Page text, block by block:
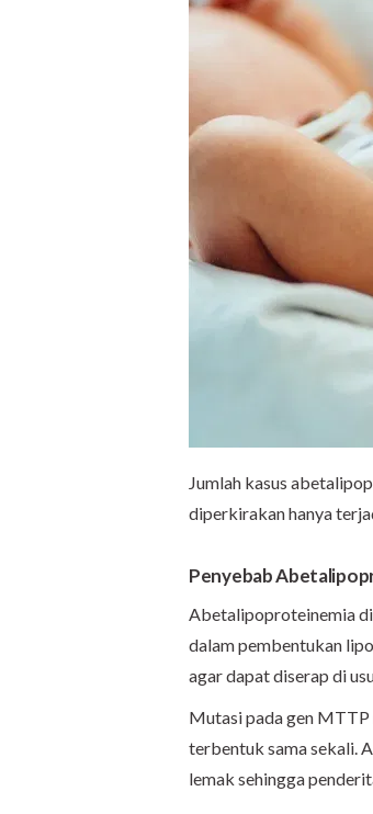
Jumlah kasus
diperkirakan hanya
Penyebab
Abetalipoproteinemia
dalam pembentukan
agar dapat diserap di
Mutasi pada gen
terbentuk sama sekali.
lemak sehingga